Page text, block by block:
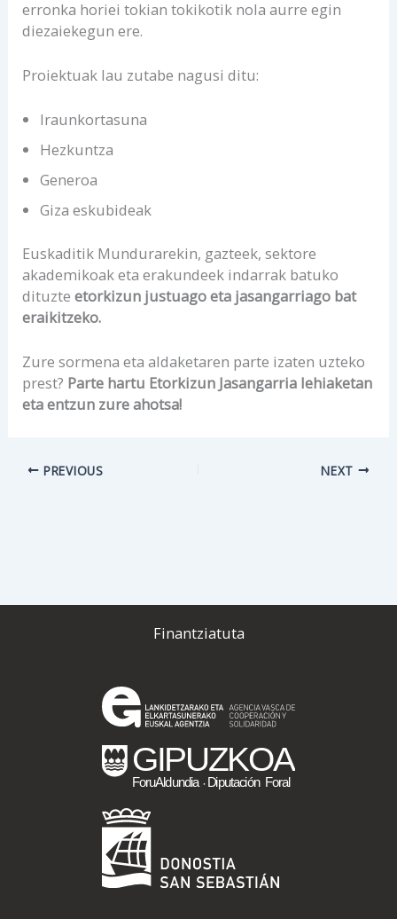
erronka horiei tokian tokikotik nola aurre egin
diezaiekegun ere.
Proiektuak lau zutabe nagusi ditu:
Iraunkortasuna
Hezkuntza
Generoa
Giza eskubideak
Euskaditik Mundurarekin, gazteek, sektore
akademikoak eta erakundeek indarrak batuko
dituzteetorkizun justuago eta jasangarriago bat
eraikitzeko.
Zure sormena eta aldaketaren parte izaten uzteko
prest? Parte hartu Etorkizun Jasangarria lehiaketan
eta entzun zure ahotsa!
PREVIOUS NEXT
Finantziatuta